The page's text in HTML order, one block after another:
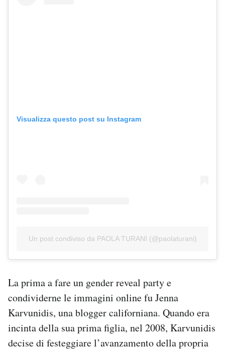
Visualizza questo post su Instagram
Un post condiviso da PAOLA TURANI (@paolaturani)
La prima a fare un gender reveal party e
condividerne le immagini online fu Jenna
Karvunidis, una blogger californiana. Quando era
incinta della sua prima figlia, nel 2008, Karvunidis
decise di festeggiare l’avanzamento della propria